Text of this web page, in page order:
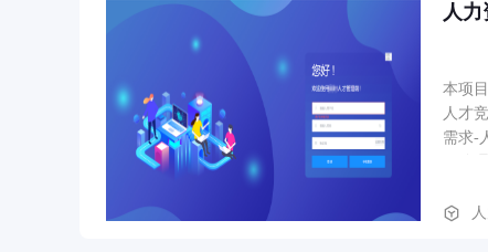
人
本项
人才
需求-
联，